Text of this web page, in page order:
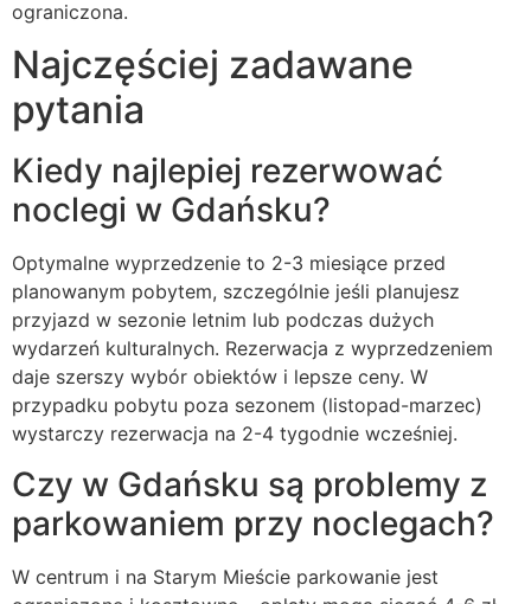
ograniczona.
Najczęściej zadawane
pytania
Kiedy najlepiej rezerwować
noclegi w Gdańsku?
Optymalne wyprzedzenie to 2-3 miesiące przed
planowanym pobytem, szczególnie jeśli planujesz
przyjazd w sezonie letnim lub podczas dużych
wydarzeń kulturalnych. Rezerwacja z wyprzedzeniem
daje szerszy wybór obiektów i lepsze ceny. W
przypadku pobytu poza sezonem (listopad-marzec)
wystarczy rezerwacja na 2-4 tygodnie wcześniej.
Czy w Gdańsku są problemy z
parkowaniem przy noclegach?
W centrum i na Starym Mieście parkowanie jest